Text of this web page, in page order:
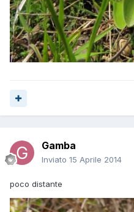
Gamba
Inviato 15 Aprile 2014
poco distante